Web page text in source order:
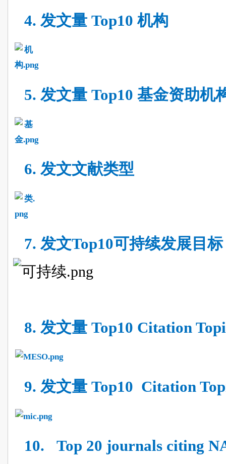
4. 发文量 Top10 机构
5. 发文量 Top10 基金资助机
6. 发文文献类型
7. 发文Top10可持续发展目标
8. 发文量 Top10 Citation
9. 发文量 Top10 Citation
10. Top 20 journals citing